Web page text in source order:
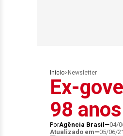
Início> Newsletter
Ex-
98
PorAgência Brasil 04/
Atualizado em
05/06/